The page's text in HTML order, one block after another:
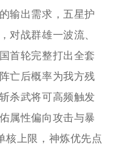
输出需求，五星护
对战群雄一波流、
首轮完整打出全套
亡后概率为我方残
杀武将可高频触发
属性偏向攻击与暴
核上限，神炼优先点